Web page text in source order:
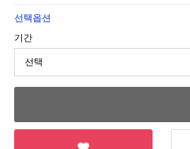
선택옵션
기간